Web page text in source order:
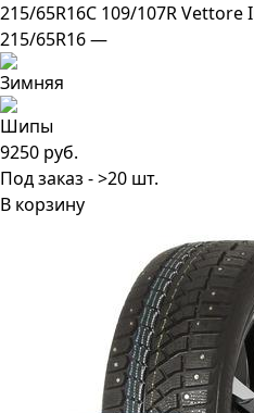
215/65R16C 109/107R
215/65R16 —
9250 руб.
Под заказ - >20 шт.
В корзину